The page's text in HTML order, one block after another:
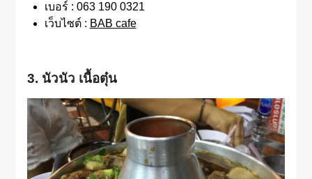
เบอร์ : 063 190 0321
เว็บไซต์ : BAB cafe
3. นัวนัว เนื้อตุ๋น